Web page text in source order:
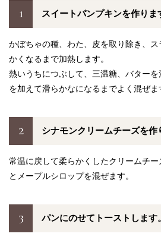
1 スイートパンプキンを作りま
かぼちゃの種、わた、皮を取り除き、
かくなるまで加熱します。
熱いうちにつぶして、三温糖、バター
を加えて滑らかなになるまでよく混ぜま
2 シナモンクリームチーズを作
常温に戻して柔らかくしたクリームチ
とメープルシロップを混ぜます。
3 パンにのせてトーストします。